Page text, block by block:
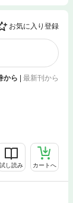
お気に入り登録
から | 最新刊から
試し読み カートへ